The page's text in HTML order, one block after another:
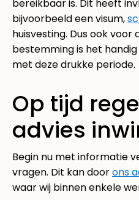
bereikbaar is. Dit heeft
bijvoorbeeld een visum,
huisvesting. Dus ook voor
bestemming is het
met deze drukke periode.
Op tijd
advies
Begin nu met informatie
vragen. Dit kan doorons
waar wij binnen enkele